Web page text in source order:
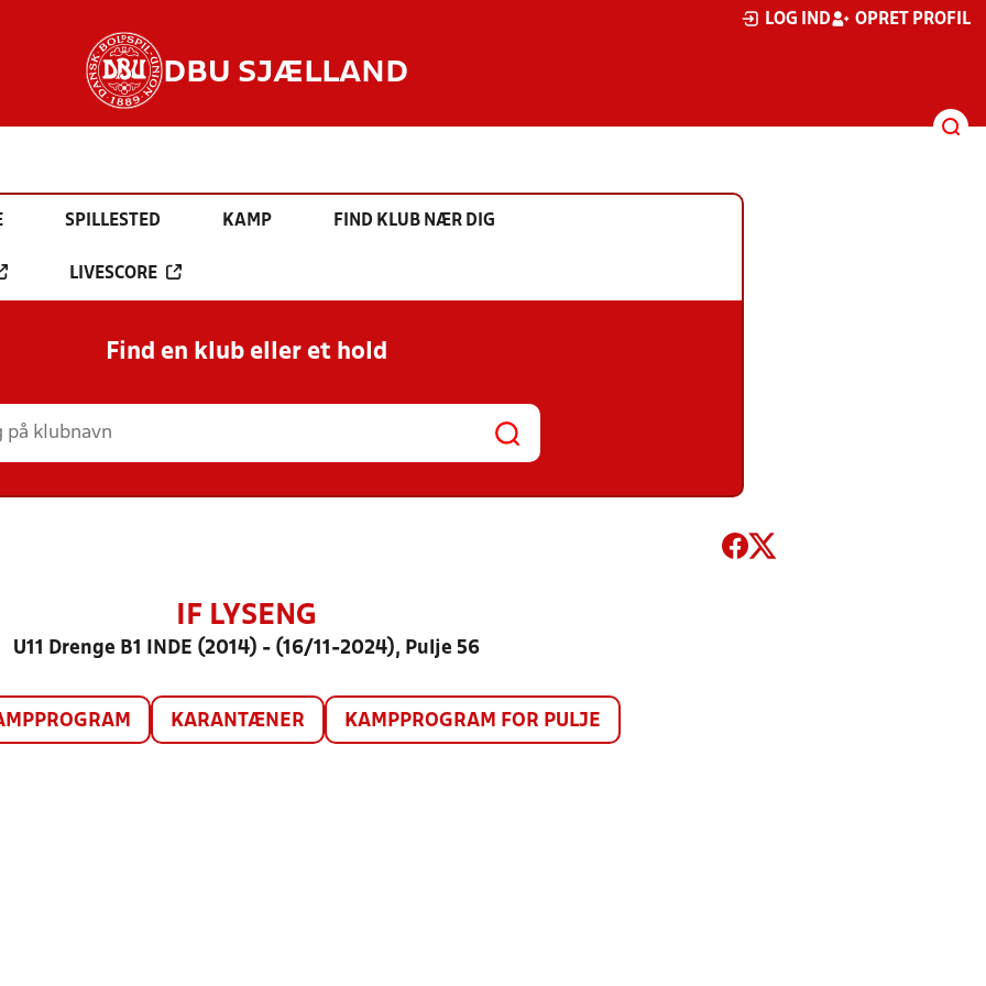
LOG IND OPRET PROFIL
DBU SJÆLLAND
SPILLESTED KAMP FIND KLUB NÆR DIG
LIVESCORE
Find en klub eller et hold
IF LYSENG
U11 Drenge B1 INDE (2014) - (16/11-2024), Pulje 56
KARANTÆNER KAMPPROGRAM FOR PULJE